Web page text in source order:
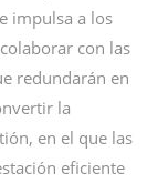
impulsa a los
con las
redundarán en
la
en el que las
eficiente